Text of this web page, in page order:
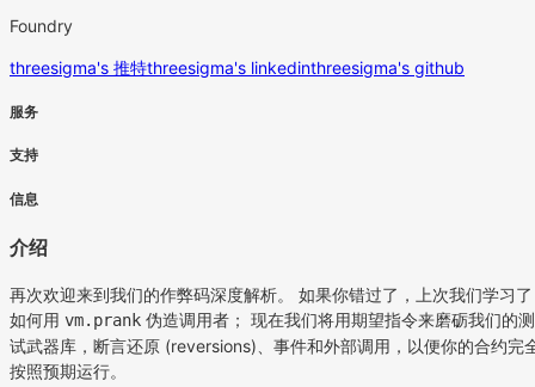
Foundry
threesigma's 推特threesigma's linkedinthreesigma's github
服务
支持
信息
介绍
再次欢迎来到我们的作弊码深度解析。 如果你错过了，上次我们学习了
如何用 vm.prank 伪造调用者； 现在我们将用期望指令来磨砺我们的测
试武器库，断言还原 (reversions)、事件和外部调用，以便你的合约完
按照预期运行。